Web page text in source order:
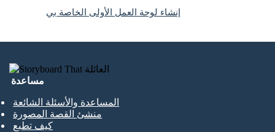
إنشاء لوحة العمل الأولى الخاصة بي
مساعدة
المساعدة والأسئلة الشائعة
منشئ القصة المصورة
كيف تطبع